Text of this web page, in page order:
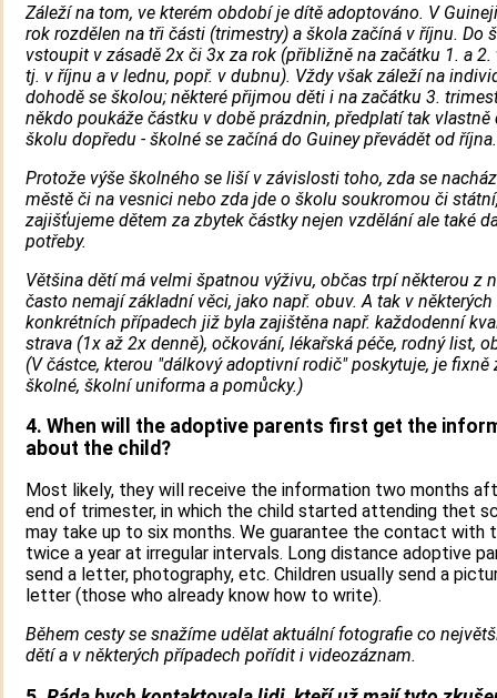
Záleží na tom, ve kterém období je dítě adoptováno. V
rok rozdělen na tři části (trimestry) a škola začíná v říjnu. Do
vstoupit v zásadě 2x či 3x za rok (přibližně na začátku 1. a
tj. v říjnu a v lednu, popř. v dubnu). Vždy však záleží na
dohodě se školou; některé přijmou děti i na začátku 3.
někdo poukáže částku v době prázdnin, předplatí tak vlastně
školu dopředu - školné se začíná do Guiney převádět od října.
Protože výše školného se liší v závislosti toho, zda se
městě či na vesnici nebo zda jde o školu soukromou či
zajišťujeme dětem za zbytek částky nejen vzdělání ale také
potřeby.
Většina dětí má velmi špatnou výživu, občas trpí některou z
často nemají základní věci, jako např. obuv. A tak v některých
konkrétních případech již byla zajištěna např. každodenní
strava (1x až 2x denně), očkování, lékařská péče, rodný list,
(V částce, kterou "dálkový adoptivní rodič" poskytuje, je fixně
školné, školní uniforma a pomůcky.)
4. When will the adoptive parents first get the
about the child?
Most likely, they will receive the information two months
end of trimester, in which the child started attending thet
may take up to six months. We guarantee the contact with
twice a year at irregular intervals. Long distance adoptive
send a letter, photography, etc. Children usually send a
letter (those who already know how to write).
Během cesty se snažíme udělat aktuální fotografie co
dětí a v některých případech pořídit i videozáznam.